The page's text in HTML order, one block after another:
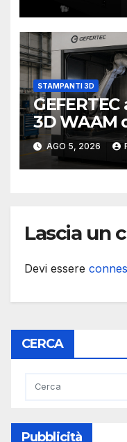
STAMPANTI 3D
3D WAAM
camera
AGO 5, 2026
Lascia un
Devi essere
CERCA
Pubblicità